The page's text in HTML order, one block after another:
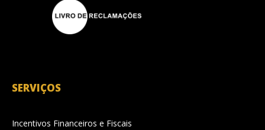
SERVIÇOS
Incentivos Financeiros e Fiscais